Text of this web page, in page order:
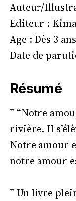
Auteur/
Editeur :
Age : Dès 3
Date de
Résumé
” “Notre
rivière. Il
Notre amour
notre amour
” Un livre